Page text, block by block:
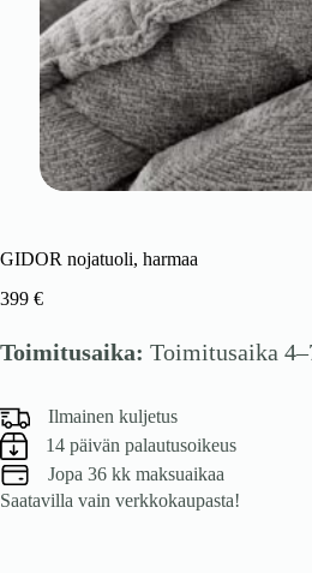
GIDOR nojatuoli, harmaa
399 €
Toimitusaika: Toimitusaika
Ilmainen kuljetus
14 päivän palautusoikeus
Jopa 36 kk maksuaikaa
Saatavilla vain verkkokaupasta!